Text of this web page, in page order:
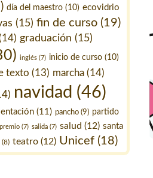
día del maestro(10) ecovidrio
(15) fin de curso (19)
graduación (15)
inglés(7) inicio de curso(10)
texto (13) marcha (14)
navidad (46)
(11) pancho (9) partido
premio (7) salida (7) salud (12) santa
(8) teatro (12) Unicef (18)